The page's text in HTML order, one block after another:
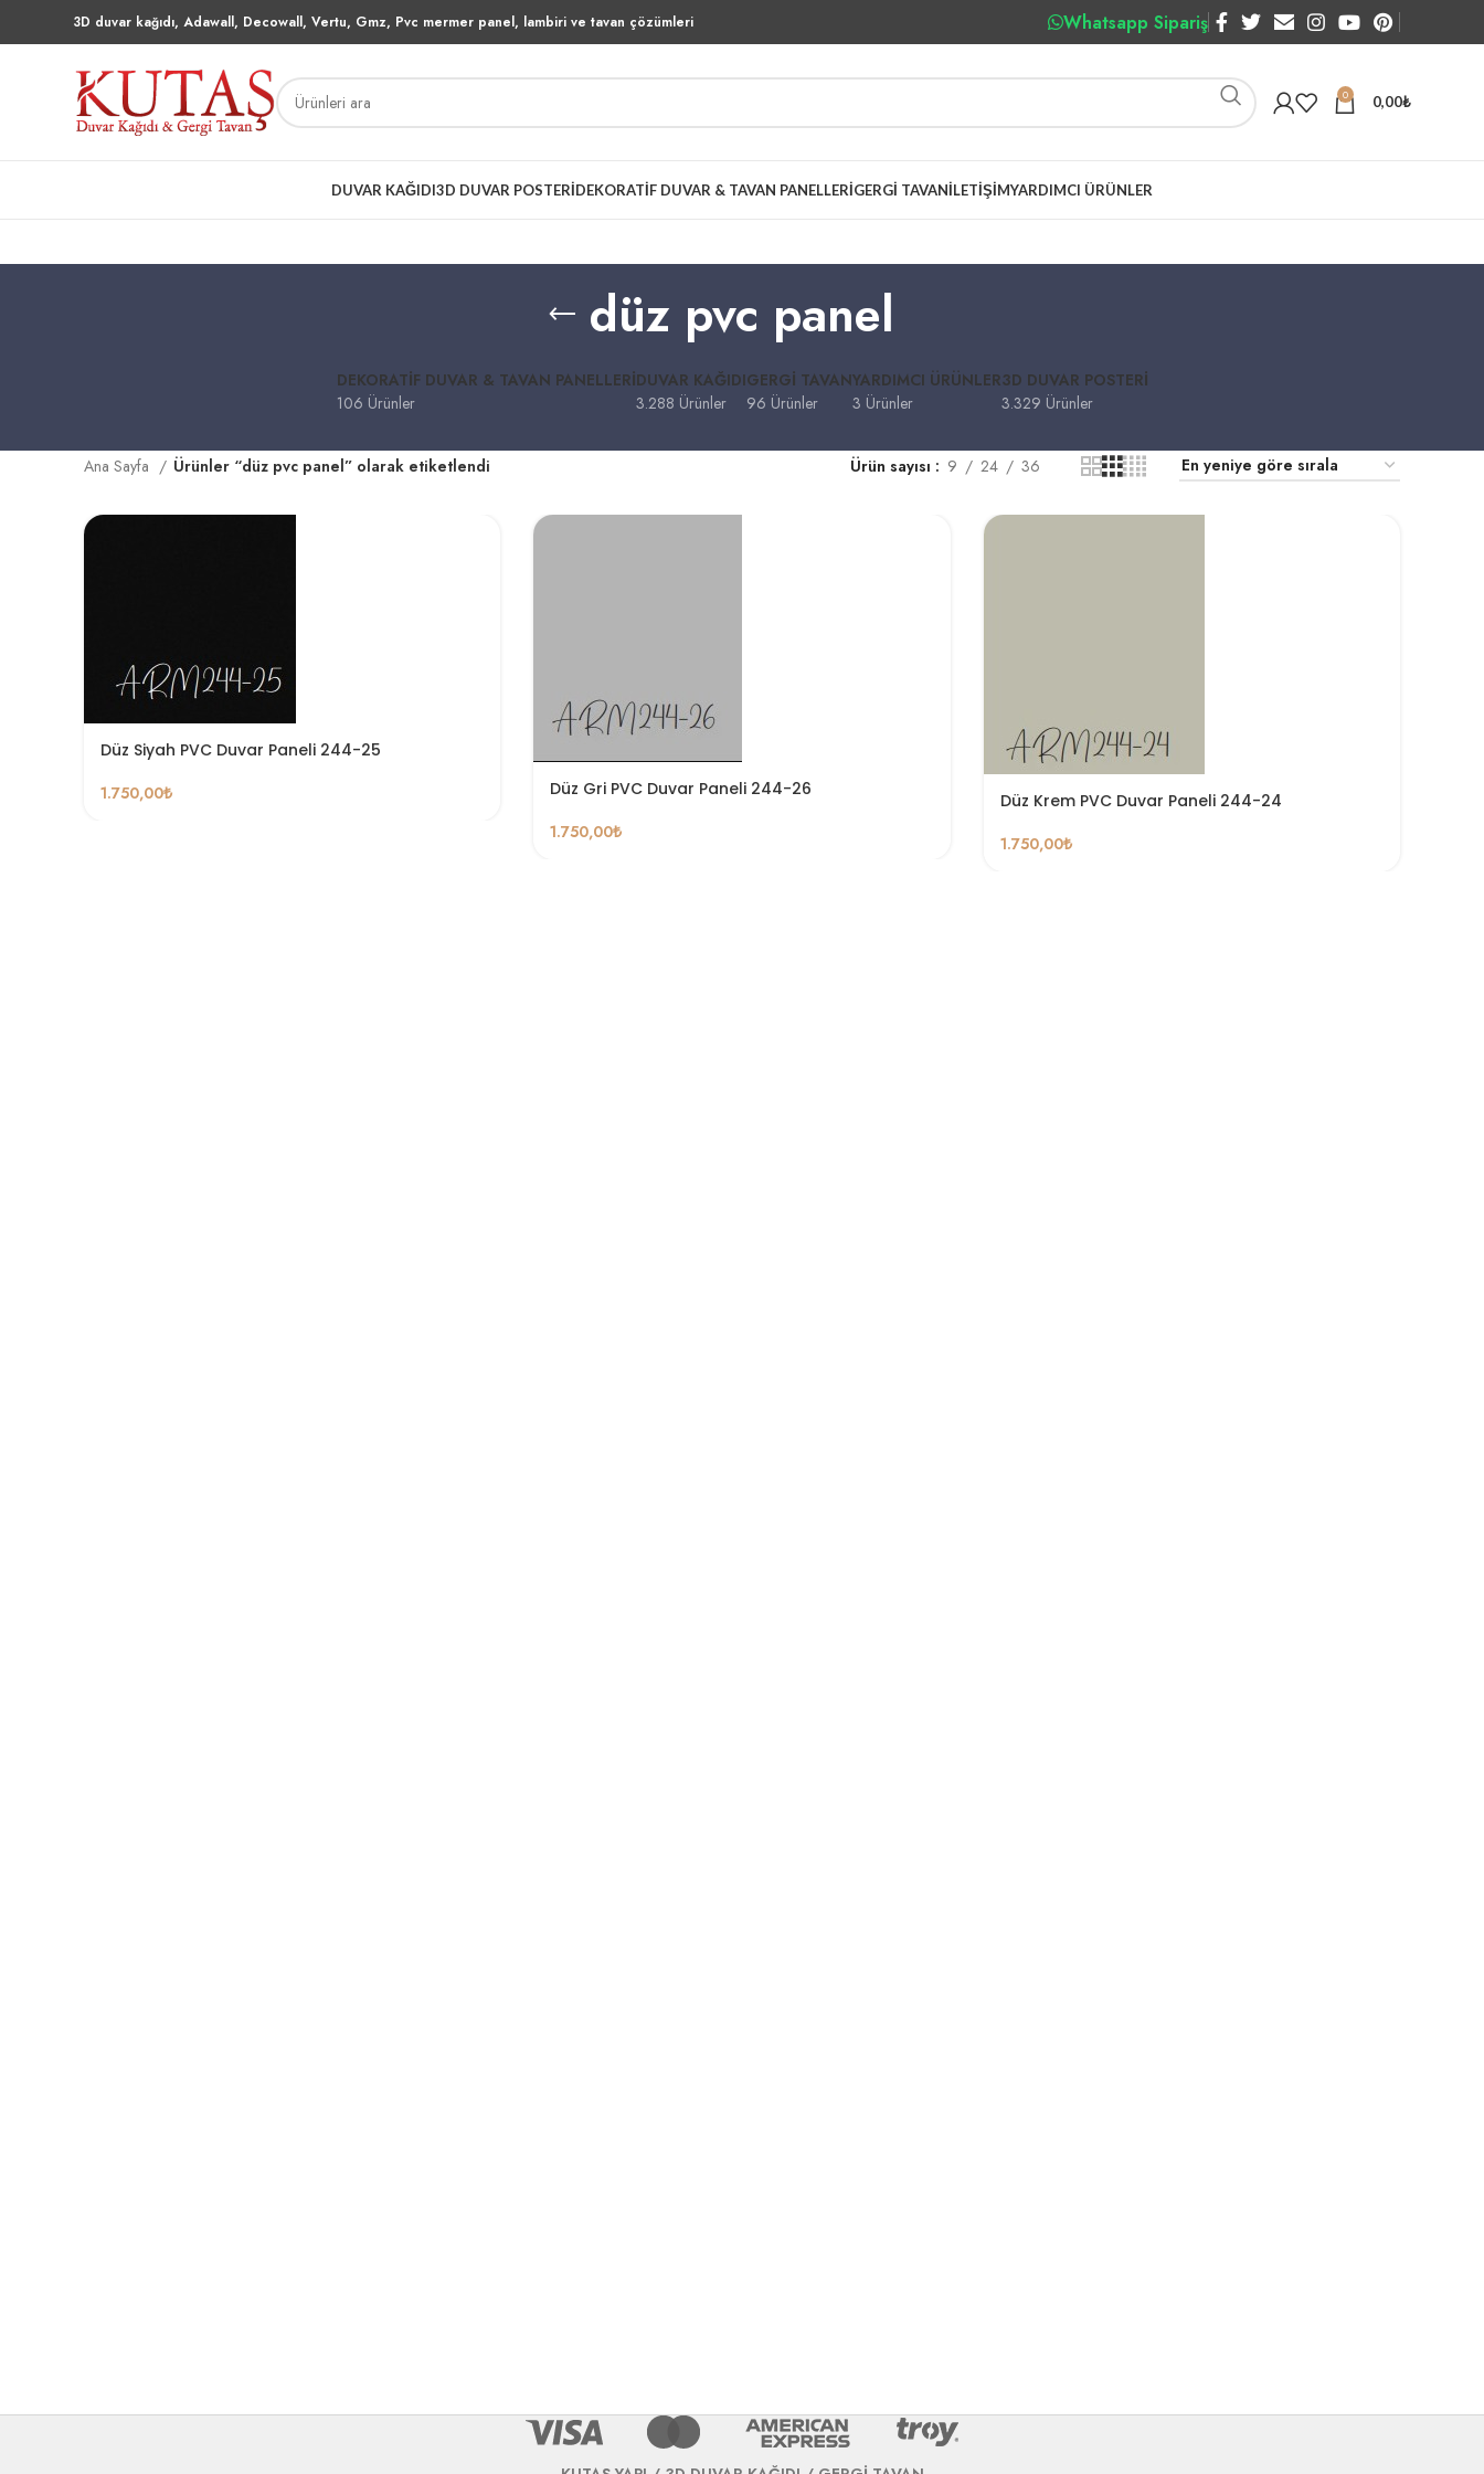
3D duvar kağıdı, Adawall, Decowall, Vertu, Gmz, Pvc mermer panel, lambiri ve tavan çözümleri Whatsapp Sipariş
0 0,00₺
DUVAR KAĞIDI3D DUVAR POSTERIDEKORATIF DUVAR & TAVAN PANELLERIGERGI TAVANİLETIŞIMYARDIMCI ÜRÜNLER
düz pvc panel
DEKORATIF DUVAR & TAVAN PANELLERI
106 Ürünler
DUVAR KAĞIDI
3.288 Ürünler
GERGI TAVAN
96 Ürünler
YARDIMCI ÜRÜNLER
3 Ürünler
3D DUVAR POSTERI
3.329 Ürünler
Ana Sayfa Ürünler “düz pvc panel” olarak etiketlendi Ürün sayısı 9 24 36
Düz Siyah PVC Duvar Paneli 244-25
1.750,00₺
Düz Gri PVC Duvar Paneli 244-26
1.750,00₺
Düz Krem PVC Duvar Paneli 244-24
1.750,00₺